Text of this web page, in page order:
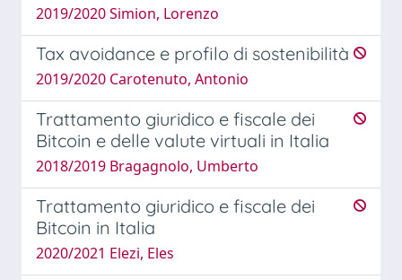
2019/2020 Simion, Lorenzo
Tax avoidance e profilo di sostenibilità
2019/2020 Carotenuto, Antonio
Trattamento giuridico e fiscale dei
Bitcoin e delle valute virtuali in Italia
2018/2019 Bragagnolo, Umberto
Trattamento giuridico e fiscale dei
Bitcoin in Italia
2020/2021 Elezi, Eles